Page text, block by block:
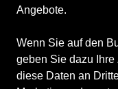
Angebote.
Wenn Sie auf den
geben Sie dazu
diese Daten an